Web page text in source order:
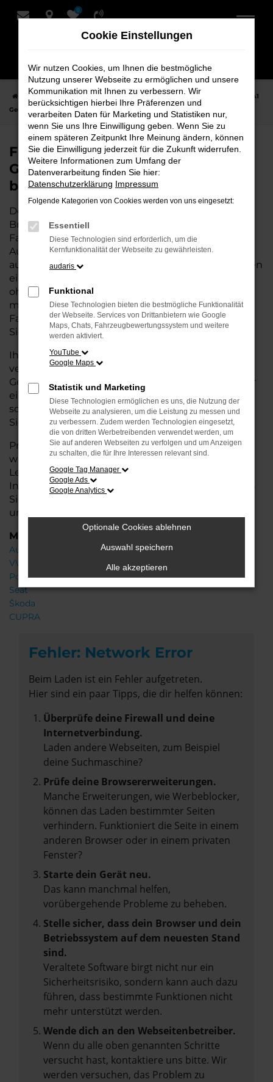
Zum
0
Startseite Bremervörde Audi Audi A1
Finden Sie Ihren Audi A1
Gebrauchtwagen für Bremervörde bei Schmidt + Koch
Finden Sie Ihren Audi A1
Gebrauchtwagen für Bremervörde
bei Schmidt + Koch
Der Audi A1 ist die perfekte Wahl für alle in
Bremervörde, die ein zuverlässiges und modernes
Fahrzeug suchen.Mit seiner erstklassigen
Ausstattung, der niedrigen Laufleistung und der
ausgezeichneten Pflege ist dieser Gebrauchtwagen
eine kostengünstige Alternative zum Neuwagen,
ohne auf Komfort und Qualität verzichten zu
müssen. Ob im Stadtverkehr oder für längere
Fahrten, der A1 überzeugt durch Fahrkomfort,
Sicherheit und Wirtschaftlichkeit.
Ihr Audi Autohaus in Bremervörde ist Ihr
vertrauenswürdiger Partner, wenn es um
Gebrauchtwagen geht. Wir bieten Ihnen nicht nur
eine große Auswahl an geprüften Fahrzeugen,
sondern auch eine fachkundige Beratung, damit
Sie das für Sie passende Modell finden.
Profitieren Sie von unseren zusätzlichenServices
wie attraktiven Finanzierungsmöglichkeiten,
Leasingangeboten und der bequemen
Inzahlungnahme Ihres alten Fahrzeugs. Besuchen
Sie uns und überzeugen Sie sich von der Qualität
und dem Service, den wir Ihnen bieten!
Marken
Audi
VW
Porsche
Seat
Škoda
CUPRA
Fehler: Network Error
Beim Laden ist ein Fehler aufgetreten.
Hier sind ein paar Tipps, die dir helfen können:
Überprüfe deine Firewall und deine
Internetverbindung.
Laden andere Webseiten, zum Beispiel
deine Suchmaschine?
Prüfe deine Browsererweiterungen.
Manche Erweiterungen, wie Werbeblocker,
können das Laden bestimmter Seiten
verhindern. Funktioniert die Seite in einem
anderen Browser oder in einem privaten
Fenster?
Starte dein Gerät neu.
Das kann manchmal helfen,
vorübergehende Probleme zu beheben.
Stelle sicher, dass dein Browser und dein
Betriebssystem auf dem neuesten Stand
sind.
Veraltete Software birgt nicht nur ein
Sicherheitsrisiko, sondern kann auch dazu
führen, dass bestimmte Funktionen nicht
mehr unterstützt werden.
Wende dich an den Webseitenbetreiber.
Wenn du alle oben genannten Schritte
versucht hast, kontaktiere uns bitte. Wir
werden versuchen, das Problem zu
Cookie Einstellungen
Wir nutzen Cookies, um Ihnen die bestmögliche
Nutzung unserer Webseite zu ermöglichen und unsere
Kommunikation mit Ihnen zu verbessern. Wir
berücksichtigen hierbei Ihre Präferenzen und
verarbeiten Daten für Marketing und Statistiken nur,
wenn Sie uns Ihre Einwilligung geben. Wenn Sie zu
einem späteren Zeitpunkt Ihre Meinung ändern, können
Sie die Einwilligung jederzeit für die Zukunft widerrufen.
Weitere Informationen zum Umfang der
Datenverarbeitung finden Sie hier:
Datenschutzerklärung Impressum
Folgende Kategorien von Cookies werden von uns eingesetzt:
Essentiell
Diese Technologien sind erforderlich, um die
Kernfunktionalität der Webseite zu gewährleisten.
audaris
Funktional
Diese Technologien bieten die bestmögliche Funktionalität
der Webseite. Services von Drittanbietern wie Google
Maps, Chats, Fahrzeugbewertungssystem und weitere
werden aktiviert.
YouTube
Google Maps
Statistik und Marketing
Diese Technologien ermöglichen es uns, die Nutzung der
Webseite zu analysieren, um die Leistung zu messen und
zu verbessern. Zudem werden Technologien eingesetzt,
die von dritten Werbetreibenden verwendet werden, um
Sie auf anderen Webseiten zu verfolgen und um Anzeigen
zu schalten, die für Ihre Interessen relevant sind.
Google Tag Manager
Google Ads
Google Analytics
Optionale Cookies ablehnen
Auswahl speichern
Alle akzeptieren